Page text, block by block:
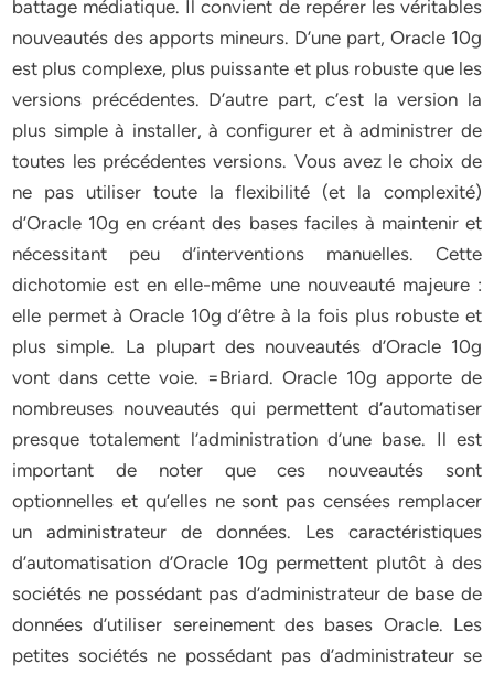
battage médiatique. Il convient de repérer les véritables
nouveautés des apports mineurs. D’une part, Oracle 10g
est plus complexe, plus puissante et plus robuste que les
versions précédentes. D’autre part, c’est la version la
plus simple à installer, à configurer et à administrer de
toutes les précédentes versions. Vous avez le choix de
ne pas utiliser toute la flexibilité (et la complexité)
d’Oracle 10g en créant des bases faciles à maintenir et
nécessitant peu d’interventions manuelles. Cette
dichotomie est en elle-même une nouveauté majeure :
elle permet à Oracle 10g d’être à la fois plus robuste et
plus simple. La plupart des nouveautés d’Oracle 10g
vont dans cette voie. =Briard. Oracle 10g apporte de
nombreuses nouveautés qui permettent d’automatiser
presque totalement l’administration d’une base. Il est
important de noter que ces nouveautés sont
optionnelles et qu’elles ne sont pas censées remplacer
un administrateur de données. Les caractéristiques
d’automatisation d’Oracle 10g permettent plutôt à des
sociétés ne possédant pas d’administrateur de base de
données d’utiliser sereinement des bases Oracle. Les
petites sociétés ne possédant pas d’administrateur se